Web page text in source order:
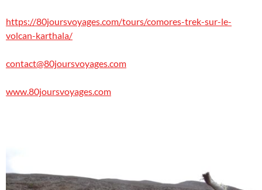
https://80joursvoyages.com/tours/comores-trek-sur-le-
volcan-karthala/
contact@80joursvoyages.com
www.80joursvoyages.com